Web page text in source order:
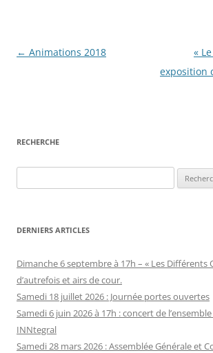
Navigation
← Animations 2018
«
exposition
RECHERCHE
DERNIERS ARTICLES
Dimanche 6 septembre à 17h – « Les Différents
d’autrefois et airs de cour.
Samedi 18 juillet 2026 : Journée portes ouvertes
Samedi 6 juin 2026 à 17h : concert de
INNtegral
Samedi 28 mars 2026 : Assemblée Générale et